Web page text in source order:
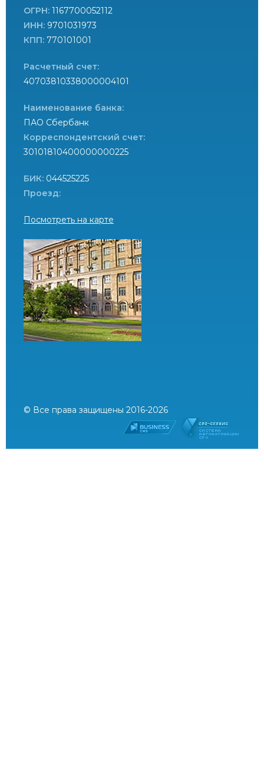
ОГРН: 1167700052112
ИНН: 9701031973
КПП: 770101001
Расчетный счет:
40703810338000004101
Наименование банка:
ПАО Сбербанк
Корреспондентский счет:
30101810400000000225
БИК: 044525225
Проезд:
Посмотреть на карте
© Все права защищены 2016-2026